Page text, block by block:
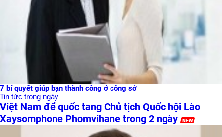
7 bí quyết giúp bạn thành công ở công sở
Tin tức trong ngày
Việt Nam để quốc tang Chủ tịch Quốc hội Lào
Xaysomphone Phomvihane trong 2 ngày